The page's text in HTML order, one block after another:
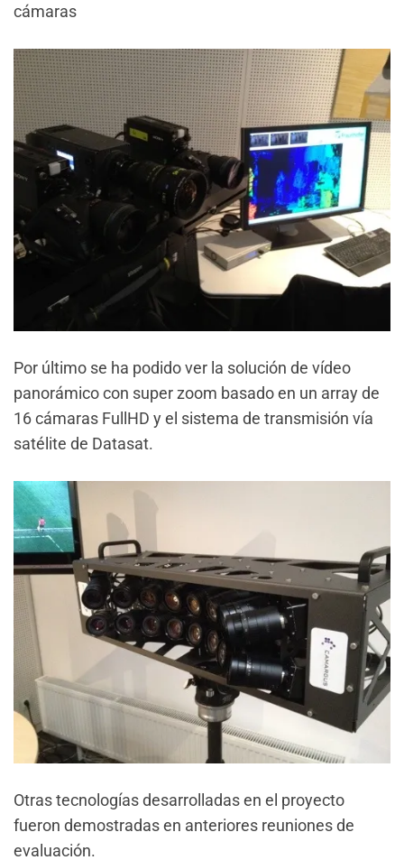
cámaras
Por último se ha podido ver la solución de vídeo
panorámico con super zoom basado en un array de
16 cámaras FullHD y el sistema de transmisión vía
satélite de Datasat.
Otras tecnologías desarrolladas en el proyecto
fueron demostradas en anteriores reuniones de
evaluación.